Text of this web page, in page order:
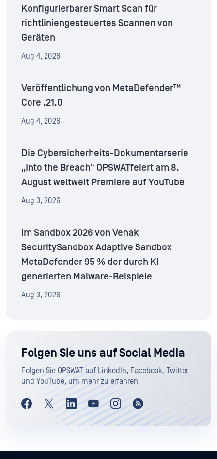
Konfigurierbarer Smart Scan für
richtliniengesteuertes Scannen von
Geräten
Aug 4, 2026
Veröffentlichung von MetaDefender™
Core .21.0
Aug 4, 2026
Die Cybersicherheits-Dokumentarserie
„Into the Breach“ OPSWATfeiert am 8.
August weltweit Premiere auf YouTube
Aug 3, 2026
Im Sandbox 2026 von Venak
SecuritySandbox Adaptive Sandbox
MetaDefender 95 % der durch KI
generierten Malware-Beispiele
Aug 3, 2026
Folgen Sie uns auf Social Media
Folgen Sie OPSWAT auf LinkedIn, Facebook, Twitter
und YouTube, um mehr zu erfahren!